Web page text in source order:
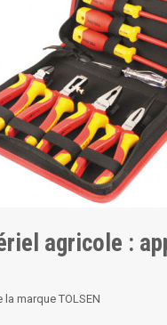
agricole :
marque TOLSEN